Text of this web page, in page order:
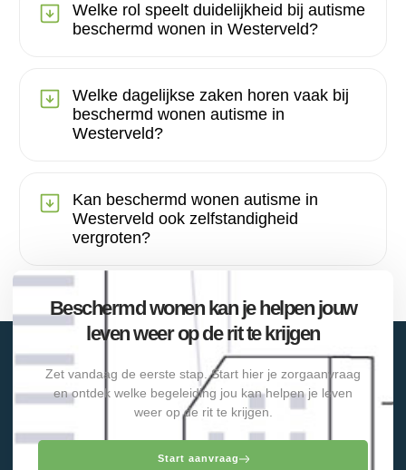
Welke rol speelt duidelijkheid bij autisme
beschermd wonen in Westerveld?
Welke dagelijkse zaken horen vaak bij
beschermd wonen autisme in
Westerveld?
Kan beschermd wonen autisme in
Westerveld ook zelfstandigheid
vergroten?
Beschermd wonen kan je helpen jouw
leven weer op de rit te krijgen
Zet vandaag de eerste stap. Start hier je zorgaanvraag
en ontdek welke begeleiding jou kan helpen je leven
weer op de rit te krijgen.
Start aanvraag